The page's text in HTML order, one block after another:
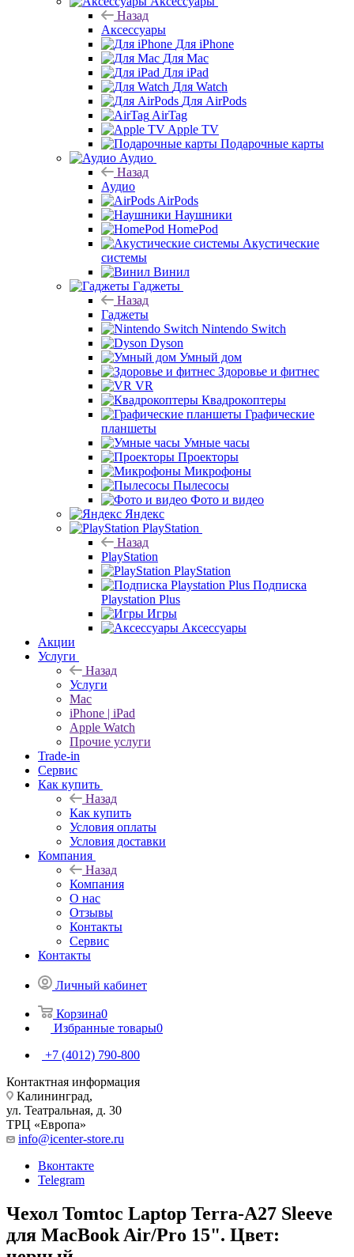
Назад
Аксессуары
Для iPhone
Для Mac
Для iPad
Для Watch
Для AirPods
AirTag
Apple TV
Подарочные карты
Аудио
Назад
Аудио
AirPods
Наушники
HomePod
Акустические
системы
Винил
Гаджеты
Назад
Гаджеты
Nintendo Switch
Dyson
Умный дом
Здоровье и фитнес
VR
Квадрокоптеры
Графические
планшеты
Умные часы
Проекторы
Микрофоны
Пылесосы
Фото и видео
Яндекс
PlayStation
Назад
PlayStation
PlayStation
Подписка
Playstation Plus
Игры
Аксессуары
Акции
Услуги
Назад
Услуги
Mac
iPhone | iPad
Apple Watch
Прочие услуги
Trade-in
Сервис
Как купить
Назад
Как купить
Условия оплаты
Условия доставки
Компания
Назад
Компания
О нас
Отзывы
Контакты
Сервис
Контакты
Личный кабинет
Корзина0
Избранные товары0
+7 (4012) 790-800
Контактная информация
Калининград,
ул. Театральная, д. 30
ТРЦ «Европа»
info@icenter-store.ru
Вконтакте
Telegram
Чехол Tomtoc Laptop Terra-A27 Sleeve
для MacBook Air/Pro 15". Цвет: